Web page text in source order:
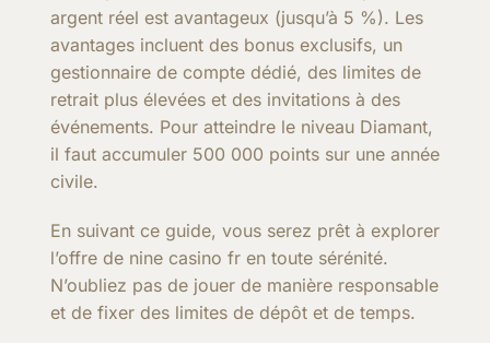
argent réel est avantageux (jusqu’à 5 %). Les
avantages incluent des bonus exclusifs, un
gestionnaire de compte dédié, des limites de
retrait plus élevées et des invitations à des
événements. Pour atteindre le niveau Diamant,
il faut accumuler 500 000 points sur une année
civile.
En suivant ce guide, vous serez prêt à explorer
l’offre de nine casino fr en toute sérénité.
N’oubliez pas de jouer de manière responsable
et de fixer des limites de dépôt et de temps.